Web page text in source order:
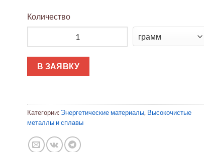
Количество
В ЗАЯВКУ
Категории: Энергетические материалы, Высокочистые
металлы и сплавы